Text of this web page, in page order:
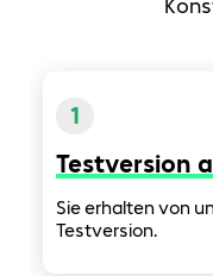
1
Testversion
Sie erhalten von
Testversion.